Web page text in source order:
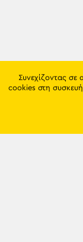
Συνεχίζοντας σε
cookies στη